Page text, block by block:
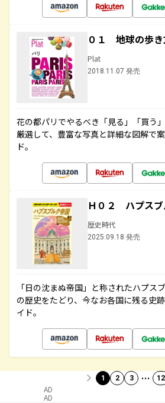
０１ 地球の歩
Plat
2018.11.07 発売
花の都パリでやるべき「見る」「買う
厳選して、豊富な写真と詳細な図解で
ド。
Ｈ０２ ハプスブ
歴史時代
2025.09.18 発売
「日の沈まぬ帝国」と称されたハプス
の歴史をたどり、今なお各国に残る史
イド。
1 2 3 … 12
AD
AD